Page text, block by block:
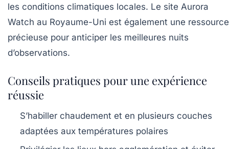
les conditions climatiques locales. Le site Aurora
Watch au Royaume-Uni est également une ressource
précieuse pour anticiper les meilleures nuits
d’observations.
Conseils pratiques pour une expérience
réussie
S’habiller chaudement et en plusieurs couches
adaptées aux températures polaires